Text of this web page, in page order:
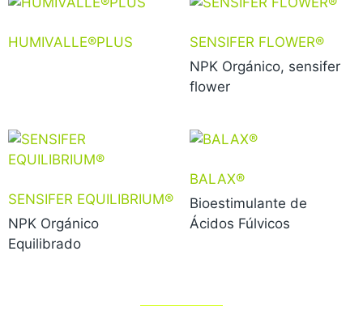
HUMIVALLE®PLUS
SENSIFER FLOWER®
NPK Orgánico, sensifer
flower
SENSIFER EQUILIBRIUM®
NPK Orgánico
Equilibrado
BALAX®
Bioestimulante de
Ácidos Fúlvicos